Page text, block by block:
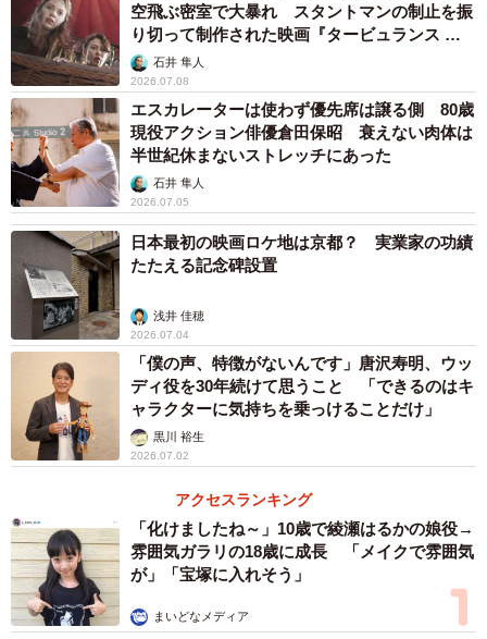
空飛ぶ密室で大暴れ スタントマンの制止を振
り切って制作された映画『タービュランス 絶
空16000フィート』
石井 隼人
2026.07.08
エスカレーターは使わず優先席は譲る側 80歳
現役アクション俳優倉田保昭 衰えない肉体は
半世紀休まないストレッチにあった
石井 隼人
2026.07.05
日本最初の映画ロケ地は京都？ 実業家の功績
たたえる記念碑設置
浅井 佳穂
2026.07.04
「僕の声、特徴がないんです」唐沢寿明、ウッ
ディ役を30年続けて思うこと 「できるのはキ
ャラクターに気持ちを乗っけることだけ」
黒川 裕生
2026.07.02
アクセスランキング
「化けましたね～」10歳で綾瀬はるかの娘役→
雰囲気ガラリの18歳に成長 「メイクで雰囲気
が」「宝塚に入れそう」
まいどなメディア